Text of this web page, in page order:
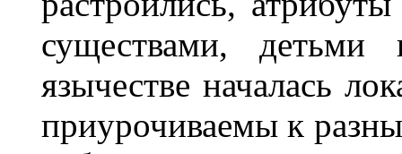
существами,
язычестве началась
приурочиваемы к